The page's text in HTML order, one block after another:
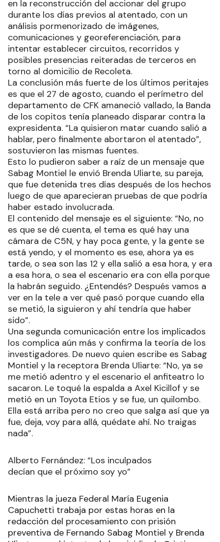
en la reconstrucción del accionar del grupo
durante los días previos al atentado, con un
análisis pormenorizado de imágenes,
comunicaciones y georeferenciación, para
intentar establecer circuitos, recorridos y
posibles presencias reiteradas de terceros en
torno al domicilio de Recoleta.
La conclusión más fuerte de los últimos peritajes
es que el 27 de agosto, cuando el perímetro del
departamento de CFK amaneció vallado, la Banda
de los copitos tenía planeado disparar contra la
expresidenta. “La quisieron matar cuando salió a
hablar, pero finalmente abortaron el atentado”,
sostuvieron las mismas fuentes.
Esto lo pudieron saber a raíz de un mensaje que
Sabag Montiel le envió Brenda Uliarte, su pareja,
que fue detenida tres días después de los hechos
luego de que aparecieran pruebas de que podría
haber estado involucrada.
El contenido del mensaje es el siguiente: “No, no
es que se dé cuenta, el tema es qué hay una
cámara de C5N, y hay poca gente, y la gente se
está yendo, y el momento es ese, ahora ya es
tarde, o sea son las 12 y ella salió a esa hora, y era
a esa hora, o sea el escenario era con ella porque
la habrán seguido. ¿Entendés? Después vamos a
ver en la tele a ver qué pasó porque cuando ella
se metió, la siguieron y ahí tendría que haber
sido”.
Una segunda comunicación entre los implicados
los complica aún más y confirma la teoría de los
investigadores. De nuevo quien escribe es Sabag
Montiel y la receptora Brenda Uliarte: “No, ya se
me metió adentro y el escenario el anfiteatro lo
sacaron. Le toqué la espalda a Axel Kicillof y se
metió en un Toyota Etios y se fue, un quilombo.
Ella está arriba pero no creo que salga así que ya
fue, deja, voy para allá, quédate ahí. No traigas
nada”.
Alberto Fernández: “Los inculpados
decían que el próximo soy yo”
Mientras la jueza Federal María Eugenia
Capuchetti trabaja por estas horas en la
redacción del procesamiento con prisión
preventiva de Fernando Sabag Montiel y Brenda